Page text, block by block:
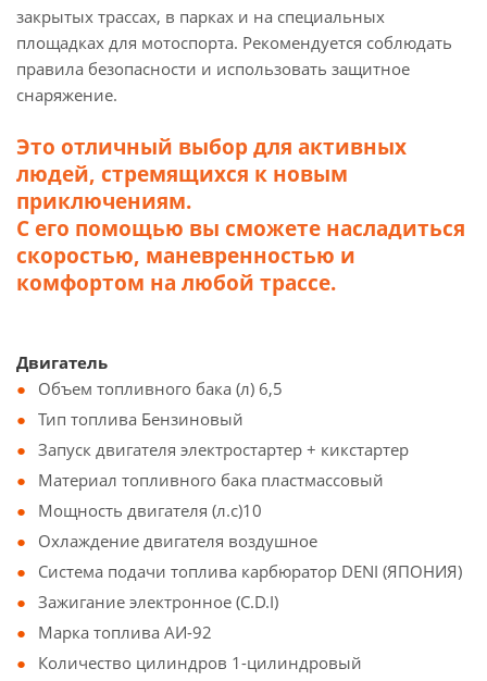
закрытых трассах, в парках и на специальных
площадках для мотоспорта. Рекомендуется соблюдать
правила безопасности и использовать защитное
снаряжение.
Это отличный выбор для активных
людей, стремящихся к новым
приключениям.
С его помощью вы сможете насладиться
скоростью, маневренностью и
комфортом на любой трассе.
Двигатель
Объем топливного бака (л) 6,5
Тип топлива Бензиновый
Запуск двигателя электростартер + кикстартер
Материал топливного бака пластмассовый
Мощность двигателя (л.с)10
Охлаждение двигателя воздушное
Система подачи топлива карбюратор DENI (ЯПОНИЯ)
Зажигание электронное (C.D.I)
Марка топлива АИ-92
Количество цилиндров 1-цилиндровый